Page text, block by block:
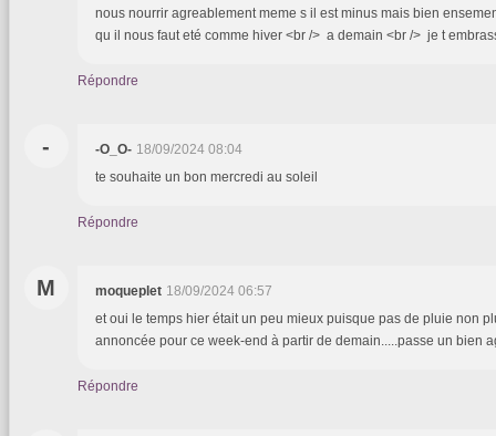
nous nourrir agreablement meme s il est minus mais bien
qu il nous faut eté comme hiver <br /> a demain <br /> je t
Répondre
- -O_O- 18/09/2024 08:04
te souhaite un bon mercredi au soleil
Répondre
M moqueplet 18/09/2024 06:57
et oui le temps hier était un peu mieux puisque pas de pluie non
annoncée pour ce week-end à partir de demain.....passe un bien
Répondre